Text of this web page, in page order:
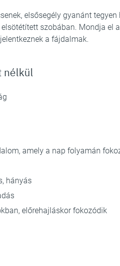
elsősegély gyanánt
szobában. Mondja el
a fájdalmak.
nélkül
amely a nap folyamán
hányás
előrehajláskor fokozódik